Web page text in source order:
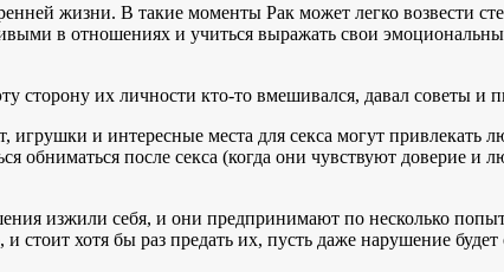
жизни. В такие моменты Рак может легко возвести
в отношениях и учиться выражать свои
их личности кто-то вмешивался, давал советы и
и интересные места для секса могут привлекать
после секса (когда они чувствуют доверие и
изжили себя, и они предпринимают по несколько
стоит хотя бы раз предать их, пусть даже нарушение